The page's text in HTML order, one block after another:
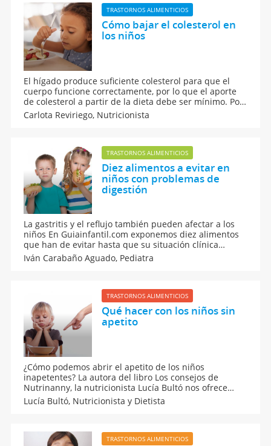
TRASTORNOS ALIMENTICIOS
Cómo bajar el colesterol en
los niños
El hígado produce suficiente colesterol para que el
cuerpo funcione correctamente, por lo que el aporte
de colesterol a partir de la dieta debe ser mínimo. Por
ello, estos pequeños consejos pueden ayudar a
mantener a raya los niveles de colesterol.
Carlota Reviriego, Nutricionista
TRASTORNOS ALIMENTICIOS
Diez alimentos a evitar en
niños con problemas de
digestión
La gastritis y el reflujo también pueden afectar a los
niños En Guiainfantil.com exponemos diez alimentos
que han de evitar hasta que su situación clínica
mejore.
Iván Carabaño Aguado, Pediatra
TRASTORNOS ALIMENTICIOS
Qué hacer con los niños sin
apetito
¿Cómo podemos abrir el apetito de los niños
inapetentes? La autora del libro Los consejos de
Nutrinanny, la nutricionista Lucía Bultó nos ofrece
interesantes consejos para aumentar su interés por la
comida, en este vídeo. Qué hacer cuando el niño no
Lucía Bultó, Nutricionista y Dietista
TRASTORNOS ALIMENTICIOS